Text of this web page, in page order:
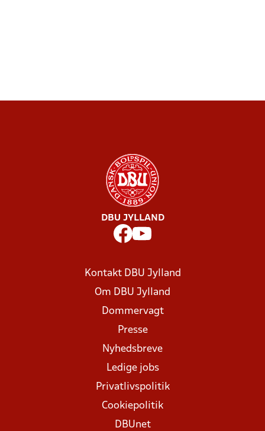
DBU JYLLAND
Kontakt DBU Jylland
Om DBU Jylland
Dommervagt
Presse
Nyhedsbreve
Ledige jobs
Privatlivspolitik
Cookiepolitik
DBUnet